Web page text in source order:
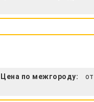
Цена по межгороду: